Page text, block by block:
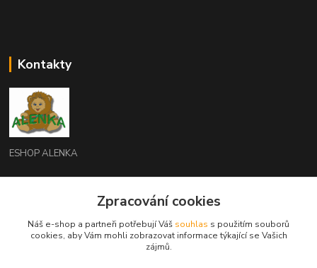
Kontakty
ESHOP ALENKA
+420602541312
orechovka@inmes.cz
Zpracování cookies
Náš e-shop a partneři potřebují Váš souhlas s použitím souborů
cookies, aby Vám mohli zobrazovat informace týkající se Vašich
zájmů.